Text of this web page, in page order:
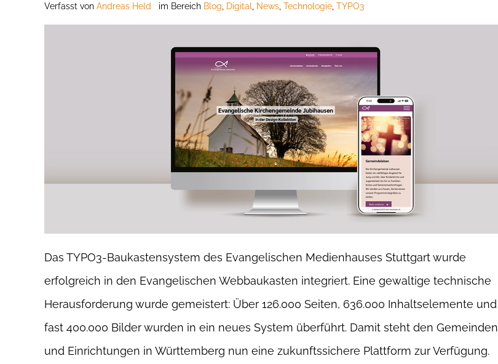
Verfasst von Andreas Held im Bereich Blog Digital News Technologie TYPO3
Das TYPO3-Baukastensystem des Evangelischen Medienhauses Stuttgart wurde
erfolgreich in den Evangelischen Webbaukasten integriert. Eine gewaltige technische
Herausforderung wurde gemeistert: Über 126.000 Seiten, 636.000 Inhaltselemente und
fast 400.000 Bilder wurden in ein neues System überführt. Damit steht den Gemeinden
und Einrichtungen in Württemberg nun eine zukunftssichere Plattform zur Verfügung.